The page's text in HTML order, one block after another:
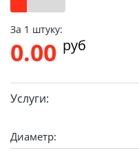
За 1 штуку:
0.00 pуб
Услуги:
Диаметр: